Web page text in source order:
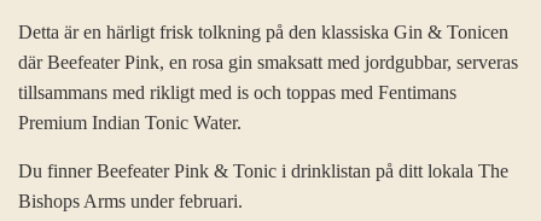
Detta är en härligt frisk tolkning på den klassiska Gin & Tonicen
där Beefeater Pink, en rosa gin smaksatt med jordgubbar, serveras
tillsammans med rikligt med is och toppas med Fentimans
Premium Indian Tonic Water.
Du finner Beefeater Pink & Tonic i drinklistan på ditt lokala The
Bishops Arms under februari.